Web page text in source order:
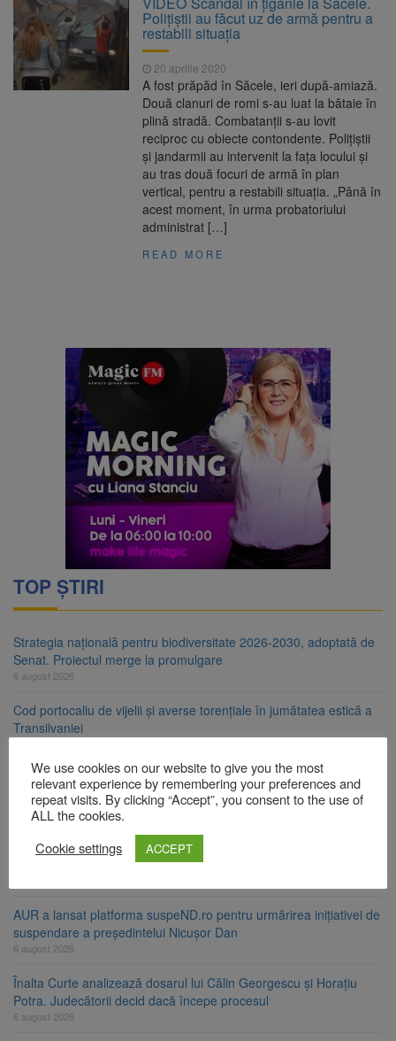
Ormeniș
6 august 2026
AUR a lansat platforma
suspeND.ro pentru urmărirea inițiativei de
suspendare a președintelui Nicușor Dan
6 august 2026
Înalta Curte analizează
dosarul lui Călin Georgescu și Horațiu Potra.
Judecătorii decid dacă începe procesul
Strategia națională pentru
biodiversitate 2026-2030, adoptată de Senat.
Proiectul merge la promulgare
Polițiștii au făcut uz de armă pentru a
restabili situația
20 aprilie 2020
A fost prăpăd în Săcele, ieri după-amiază.
Două clanuri de romi s-au luat la bătaie în
plină stradă. Combatanții s-au lovit
reciproc cu obiecte contondente. Polițiștii
și jandarmii au intervenit la fața locului și
au tras două focuri de armă în plan
vertical, pentru a restabili situația. „Până în
acest moment, în urma probatoriului
administrat […]
READ MORE
TOP ȘTIRI
Strategia națională pentru biodiversitate 2026-2030, adoptată de
Senat. Proiectul merge la promulgare
6 august 2026
Cod portocaliu de vijelii și averse torențiale în jumătatea estică a
Transilvaniei
Bărbat din Victoria, reținut după ce și-ar fi agresat soția de două
ori în câteva zile
6 august 2026
Urmele atelajului i-au condus pe polițiști la cioate. Bărbat prins în
AUR a lansat platforma suspeND.ro pentru urmărirea inițiativei de
suspendare a președintelui Nicușor Dan
6 august 2026
Înalta Curte analizează dosarul lui Călin Georgescu și Horațiu
Potra. Judecătorii decid dacă începe procesul
6 august 2026
We use cookies on our website to give you the most
relevant experience by remembering your preferences and
repeat visits. By clicking “Accept”, you consent to the use of
ALL the cookies.
Cookie settings
ACCEPT